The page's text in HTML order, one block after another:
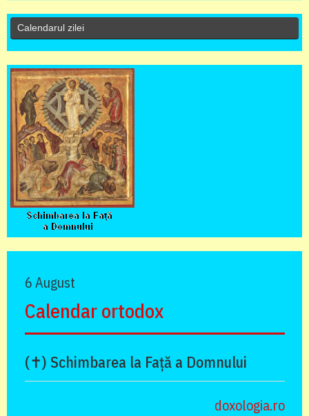
Calendarul zilei
6 August
Calendar ortodox
(✝) Schimbarea la Față a Domnului
doxologia.ro